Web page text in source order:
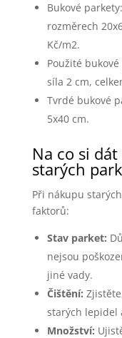
Bukové
rozměrech
Kč/m2.
Použité
síla 2 cm,
Tvrdé bukové
5x40 cm.
Na co si
starých
Při nákupu
faktorů:
Stav parket:
nejsou
jiné vady.
Čištění:
starých lepidel
Množství: